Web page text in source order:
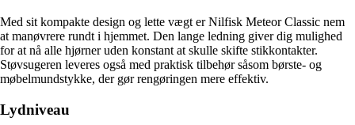
Med sit kompakte design og lette vægt er Nilfisk Meteor Classic nem
at manøvrere rundt i hjemmet. Den lange ledning giver dig mulighed
for at nå alle hjørner uden konstant at skulle skifte stikkontakter.
Støvsugeren leveres også med praktisk tilbehør såsom børste- og
møbelmundstykke, der gør rengøringen mere effektiv.
Lydniveau